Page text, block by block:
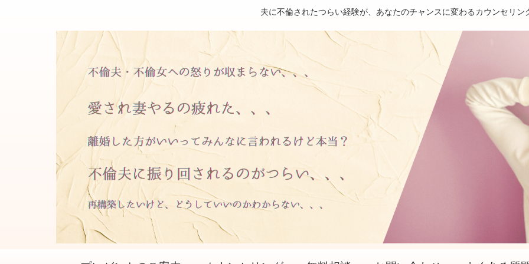
夫に不倫されたつらい経験が、あなたのチャンスに変わるカウンセリン